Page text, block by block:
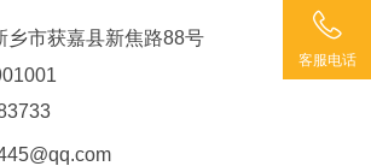
乡市获嘉县新焦路88号
客服电话